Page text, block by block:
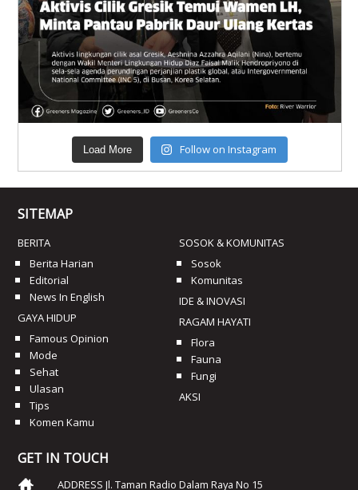
Load More Follow on Instagram
SITEMAP
BERITA
Berita Harian
Editorial
News In English
GAYA HIDUP
Famous Opinion
Mode
Sehat
Ulasan
Tips
Komen Kamu
SOSOK & KOMUNITAS
Sosok
Komunitas
IDE & INOVASI
RAGAM HAYATI
Flora
Fauna
Fungi
AKSI
GET IN TOUCH
ADDRESS Jl. Taman Radio Dalam Raya No 15